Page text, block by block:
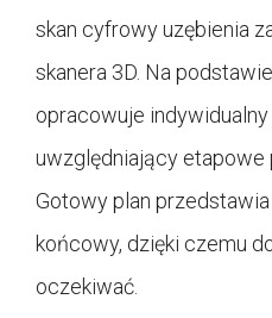
skan cyfrowy uzębienia
skanera 3D. Na
opracowuje indywidualny
uwzględniający etapowe
Gotowy plan
końcowy, dzięki czemu
oczekiwać.